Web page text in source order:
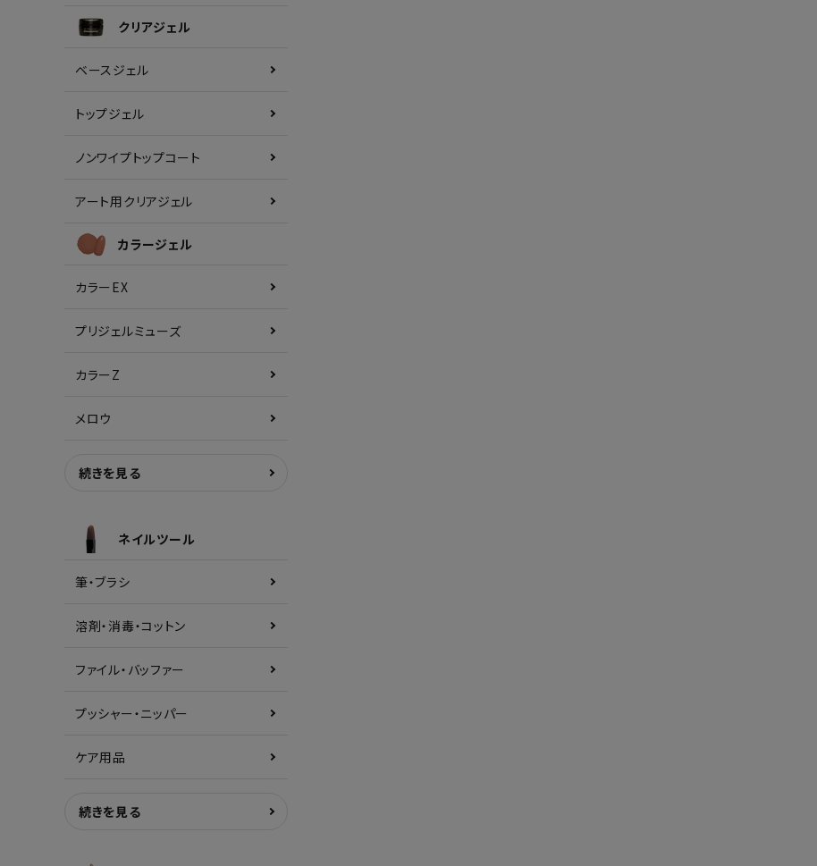
クリアジェル
ベースジェル
トップジェル
ノンワイプトップコート
アート用クリアジェル
カラージェル
カラーEX
プリジェルミューズ
カラーZ
メロウ
続きを見る
ネイルツール
筆・ブラシ
溶剤・消毒・コットン
ファイル・バッファー
プッシャー・ニッパー
ケア用品
続きを見る